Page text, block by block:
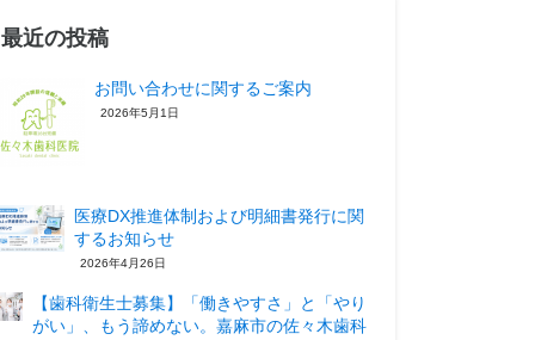
最近の投稿
お問い合わせに関するご案内
2026年5月1日
医療DX推進体制および明細書発行に関
するお知らせ
2026年4月26日
【歯科衛生士募集】「働きやすさ」と「やり
がい」、もう諦めない。嘉麻市の佐々木歯科